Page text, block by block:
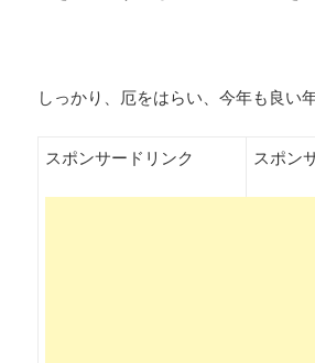
しっかり、厄をはらい、今年も良い
スポンサードリンク スポン